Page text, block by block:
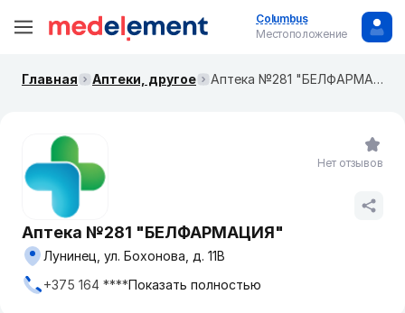
Columbus
Местоположение
Главная Аптеки, другое Аптека №281 "БЕЛФАРМАЦИЯ"
Аптека №281 "БЕЛФАРМАЦИЯ"
Лунинец, ул. Бохонова, д. 11В
+375 164 ****Показать полностью
Нет отзывов